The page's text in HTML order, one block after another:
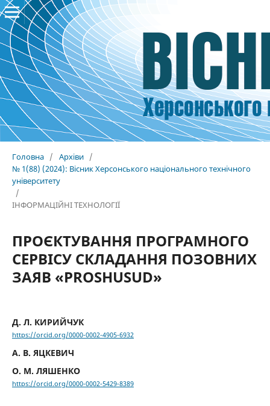
Головна / Архіви /
№ 1(88) (2024): Вісник Херсонського національного технічного
університету
/
ІНФОРМАЦІЙНІ ТЕХНОЛОГІЇ
ПРОЄКТУВАННЯ ПРОГРАМНОГО
СЕРВІСУ СКЛАДАННЯ ПОЗОВНИХ
ЗАЯВ «PROSHUSUD»
Д. Л. КИРИЙЧУК
https://orcid.org/0000-0002-4905-6932
А. В. ЯЦКЕВИЧ
О. М. ЛЯШЕНКО
https://orcid.org/0000-0002-5429-8389